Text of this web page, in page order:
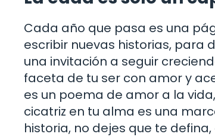
Cada año que pasa es una
escribir nuevas historias, para
una invitación a seguir
faceta de tu ser con amor y
es un poema de amor a la
cicatriz en tu alma es una
historia, no dejes que te